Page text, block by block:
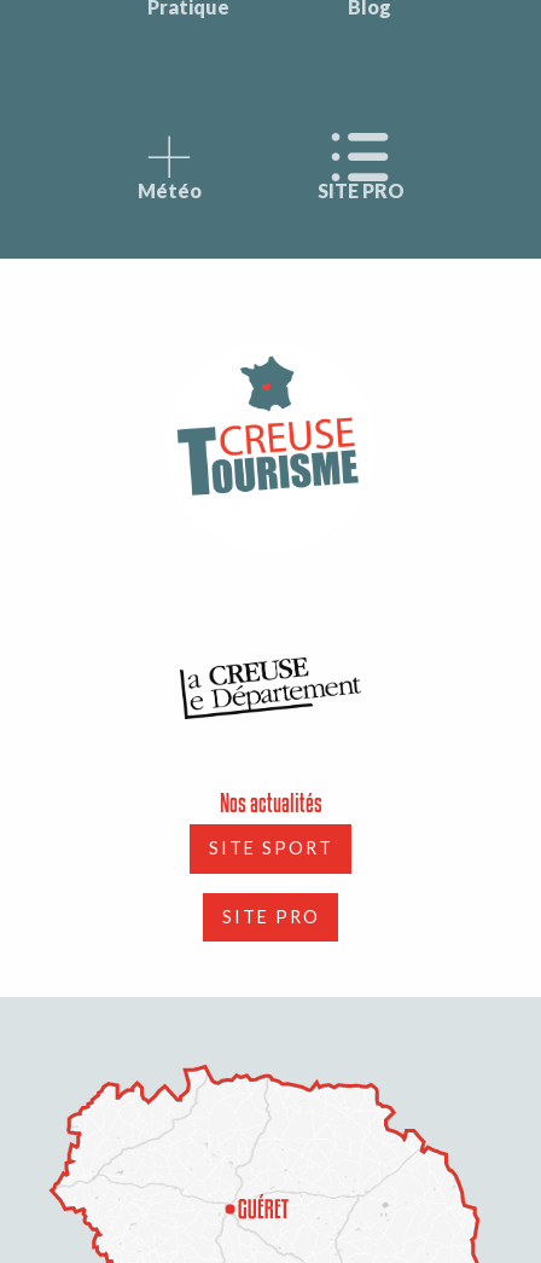
Pratique Blog
Météo SITE PRO
Nos actualités
SITE SPORT
SITE PRO